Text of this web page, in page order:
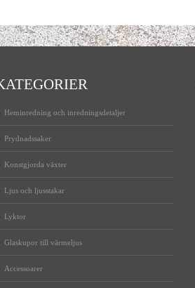
Heminredning och inredningsdetaljer
Prydnadssaker
Konstgjorda växter
Ljus och ljusstakar
Lyktor
Glaskupor till värmeljus
Accessoarer